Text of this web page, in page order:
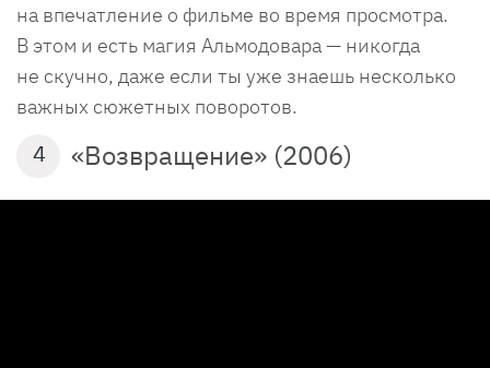
на впечатление о фильме во время просмотра.
В этом и есть магия Альмодовара — никогда
не скучно, даже если ты уже знаешь несколько
важных сюжетных поворотов.
4 «Возвращение» (2006)